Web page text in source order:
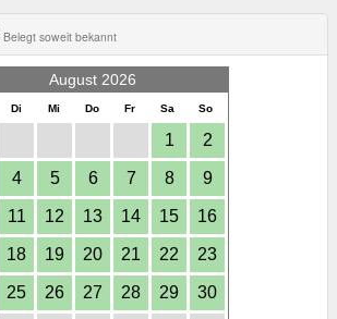
Belegt soweit bekannt
August 2026
Di Mi Do Fr Sa So
1 2
4 5 6 7 8 9
11 12 13 14 15 16
18 19 20 21 22 23
25 26 27 28 29 30